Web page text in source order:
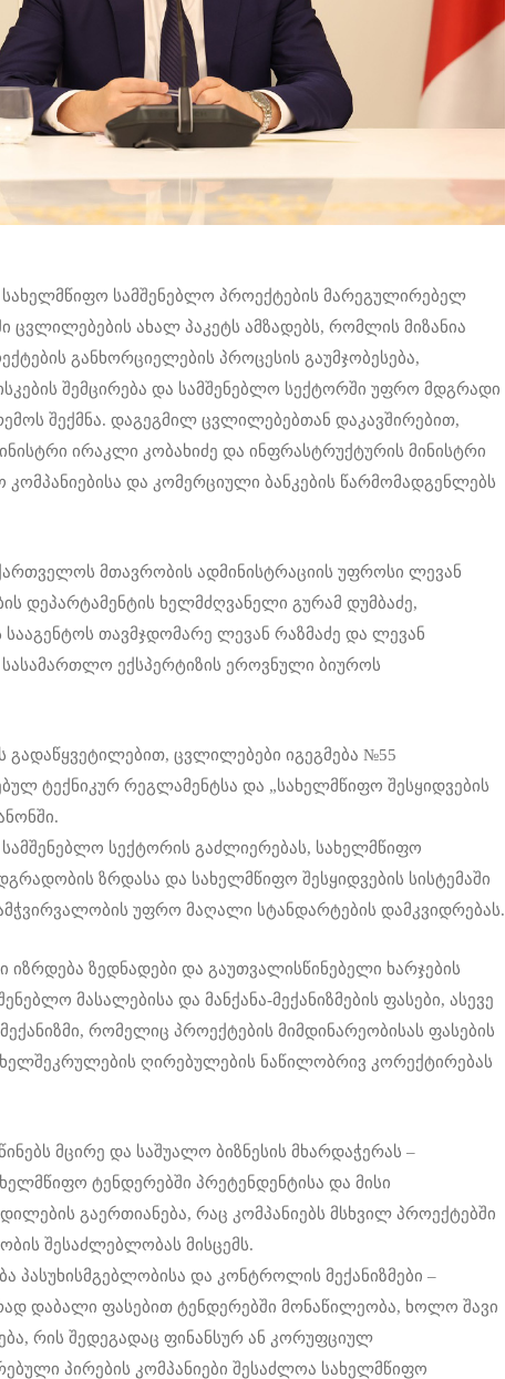
სამშენებლო პროექტების მარეგულირებელ
ცვლილებების ახალ პაკეტს ამზადებს, რომლის მიზანია
განხორციელების პროცესის გაუმჯობესება,
შემცირება და სამშენებლო სექტორში უფრო მდგრადი
შექმნა. დაგეგმილ ცვლილებებთან დაკავშირებით,
ირაკლი კობახიძე და ინფრასტრუქტურის მინისტრი
კომპანიებისა და კომერციული ბანკების წარმომადგენლებს
მთავრობის ადმინისტრაციის უფროსი ლევან
დეპარტამენტის ხელმძღვანელი გურამ დუმბაძე,
სააგენტოს თავმჯდომარე ლევან რაზმაძე და ლევან
ექსპერტიზის ეროვნული ბიუროს
ცვლილებები იგეგმება №55
ტექნიკურ რეგლამენტსა და „სახელმწიფო შესყიდვების
სექტორის გაძლიერებას, სახელმწიფო
ზრდასა და სახელმწიფო შესყიდვების სისტემაში
უფრო მაღალი სტანდარტების დამკვიდრებას.
ზედნადები და გაუთვალისწინებელი ხარჯების
მასალებისა და მანქანა-მექანიზმების ფასები, ასევე
რომელიც პროექტების მიმდინარეობისას ფასების
ღირებულების ნაწილობრივ კორექტირებას
მცირე და საშუალო ბიზნესის მხარდაჭერას –
ტენდერებში პრეტენდენტისა და მისი
გაერთიანება, რაც კომპანიებს მსხვილ პროექტებში
შესაძლებლობას მისცემს.
პასუხისმგებლობისა და კონტროლის მექანიზმები –
დაბალი ფასებით ტენდერებში მონაწილეობა, ხოლო შავი
რის შედეგადაც ფინანსურ ან კორუფციულ
პირების კომპანიები შესაძლოა სახელმწიფო